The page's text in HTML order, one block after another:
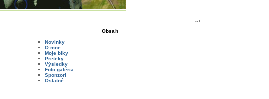
Obsah
Novinky
O mne
Moje biky
Preteky
Výsledky
Foto galéria
Sponzori
Ostatné
-->